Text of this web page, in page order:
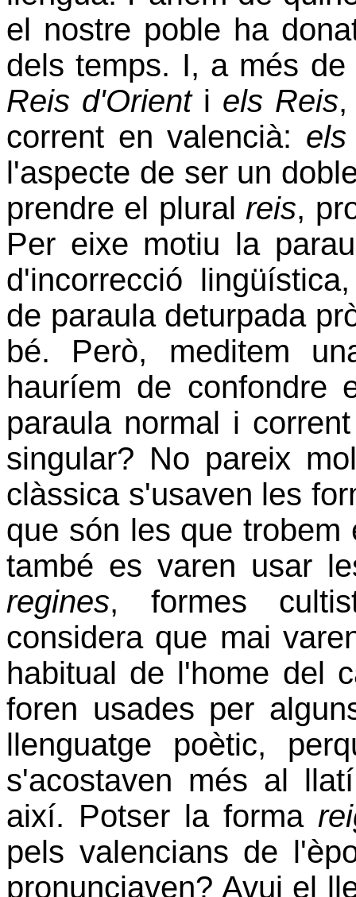
el nostre poble ha
dels temps. I, a més
Reis d'Orienti els Reis
corrent en valencià: els
l'aspecte de ser un
prendre el plural reis,
Per eixe motiu la
d'incorrecció
de paraula deturpada
bé. Però, meditem
hauríem de confondre
paraula normal i
singular? No pareix
clàssica s'usaven les
que són les que
també es varen usar
regines, formes
considera que mai
habitual de l'home del
foren usades per
llenguatge poètic,
s'acostaven més al
així. Potser la forma
pels valencians de
pronunciaven? Avui el